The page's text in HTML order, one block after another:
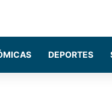
DEPORTES